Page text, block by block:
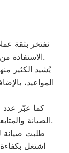
نفتخر بثقة
الاستفادة من خدمات مركز صيانة وستنجهلوس مدينة بدر.
يُشيد الكثير
المواعيد،
كما عبّر عدد
الصيانة والمتابعة المستمرة لضمان عمل الأجهزة بكفاءة عالية.
اشتغل